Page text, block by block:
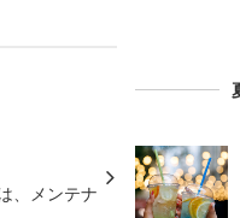
、メンテナ